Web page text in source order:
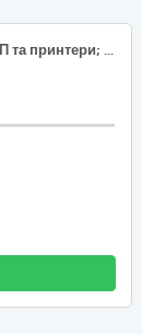
Комп’ютерне обладнання: БФП та принтери; Чохли та карти пам’яті